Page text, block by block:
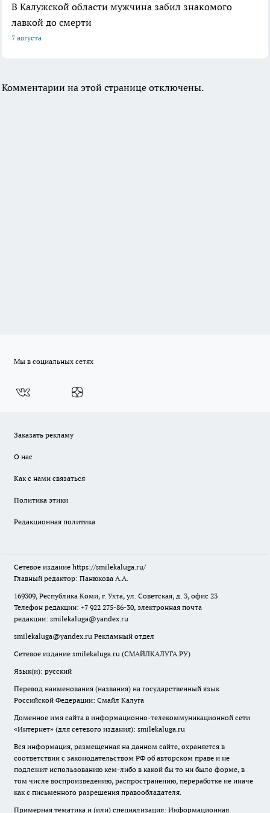
В Калужской области мужчина забил знакомого
лавкой до смерти
7 августа
Комментарии на этой странице отключены.
Мы в социальных сетях
Заказать рекламу
О нас
Как с нами связаться
Политика этики
Редакционная политика
Сетевое издание https://smilekaluga.ru/
Главный редактор: Панюкова А.А.
169309, Республика Коми, г. Ухта, ул. Советская, д. 3, офис 23
Телефон редакции: +7 922 275-86-30, электронная почта
редакции: smilekaluga@yandex.ru
smilekaluga@yandex.ru Рекламный отдел
Сетевое издание smilekaluga.ru (СМАЙЛКАЛУГА.РУ)
Язык(и): русский
Перевод наименования (названия) на государственный язык
Российской Федерации: Смайл Калуга
Доменное имя сайта в информационно-телекоммуникационной сети
«Интернет» (для сетевого издания): smilekaluga.ru
Вся информация, размещенная на данном сайте, охраняется в
соответствии с законодательством РФ об авторском праве и не
подлежит использованию кем-либо в какой бы то ни было форме, в
том числе воспроизведению, распространению, переработке не иначе
как с письменного разрешения правообладателя.
Примерная тематика и (или) специализация: Информационная